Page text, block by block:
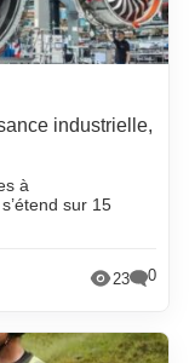
industrielle,
à
sur 15
23 0